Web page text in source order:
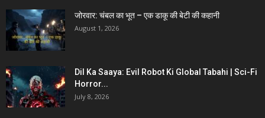
जोरवार: चंबल का भूत – एक डाकू की बेटी की कहानी
August 1, 2026
Dil Ka Saaya: Evil Robot Ki Global Tabahi | Sci-Fi
Horror...
July 8, 2026